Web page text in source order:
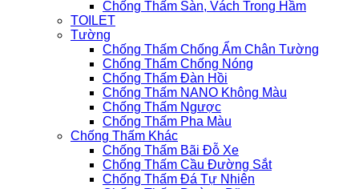
Chống Thấm Sàn, Vách Trong Hầm
TOILET
Tường
Chống Thấm Chống Ẩm Chân Tường
Chống Thấm Chống Nóng
Chống Thấm Đàn Hồi
Chống Thấm NANO Không Màu
Chống Thấm Ngược
Chống Thấm Pha Màu
Chống Thấm Khác
Chống Thấm Bãi Đỗ Xe
Chống Thấm Cầu Đường Sắt
Chống Thấm Đá Tự Nhiên